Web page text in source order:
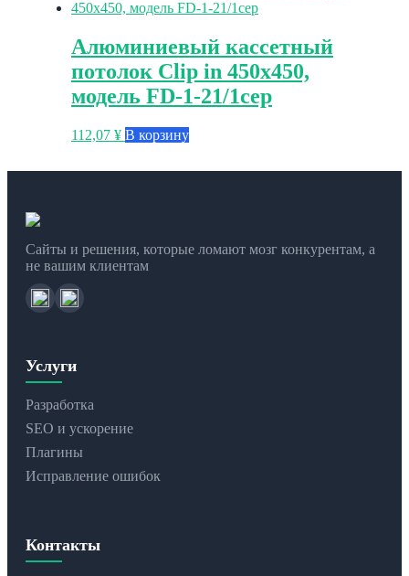
Алюминиевый кассетный
потолок Clip in 450х450,
модель FD-1-21/1сер
112,07 ¥ В корзину
Сайты и решения, которые ломают мозг конкурентам, а
не вашим клиентам
Услуги
Разработка
SEO и ускорение
Плагины
Исправление ошибок
Контакты